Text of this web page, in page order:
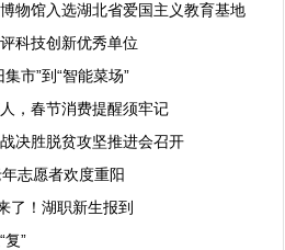
物馆入选湖北省爱国主义教育基地
科技创新优秀单位
集市”到“智能菜场”
，春节消费提醒须牢记
决胜脱贫攻坚推进会召开
志愿者欢度重阳
了！湖职新生报到
复”